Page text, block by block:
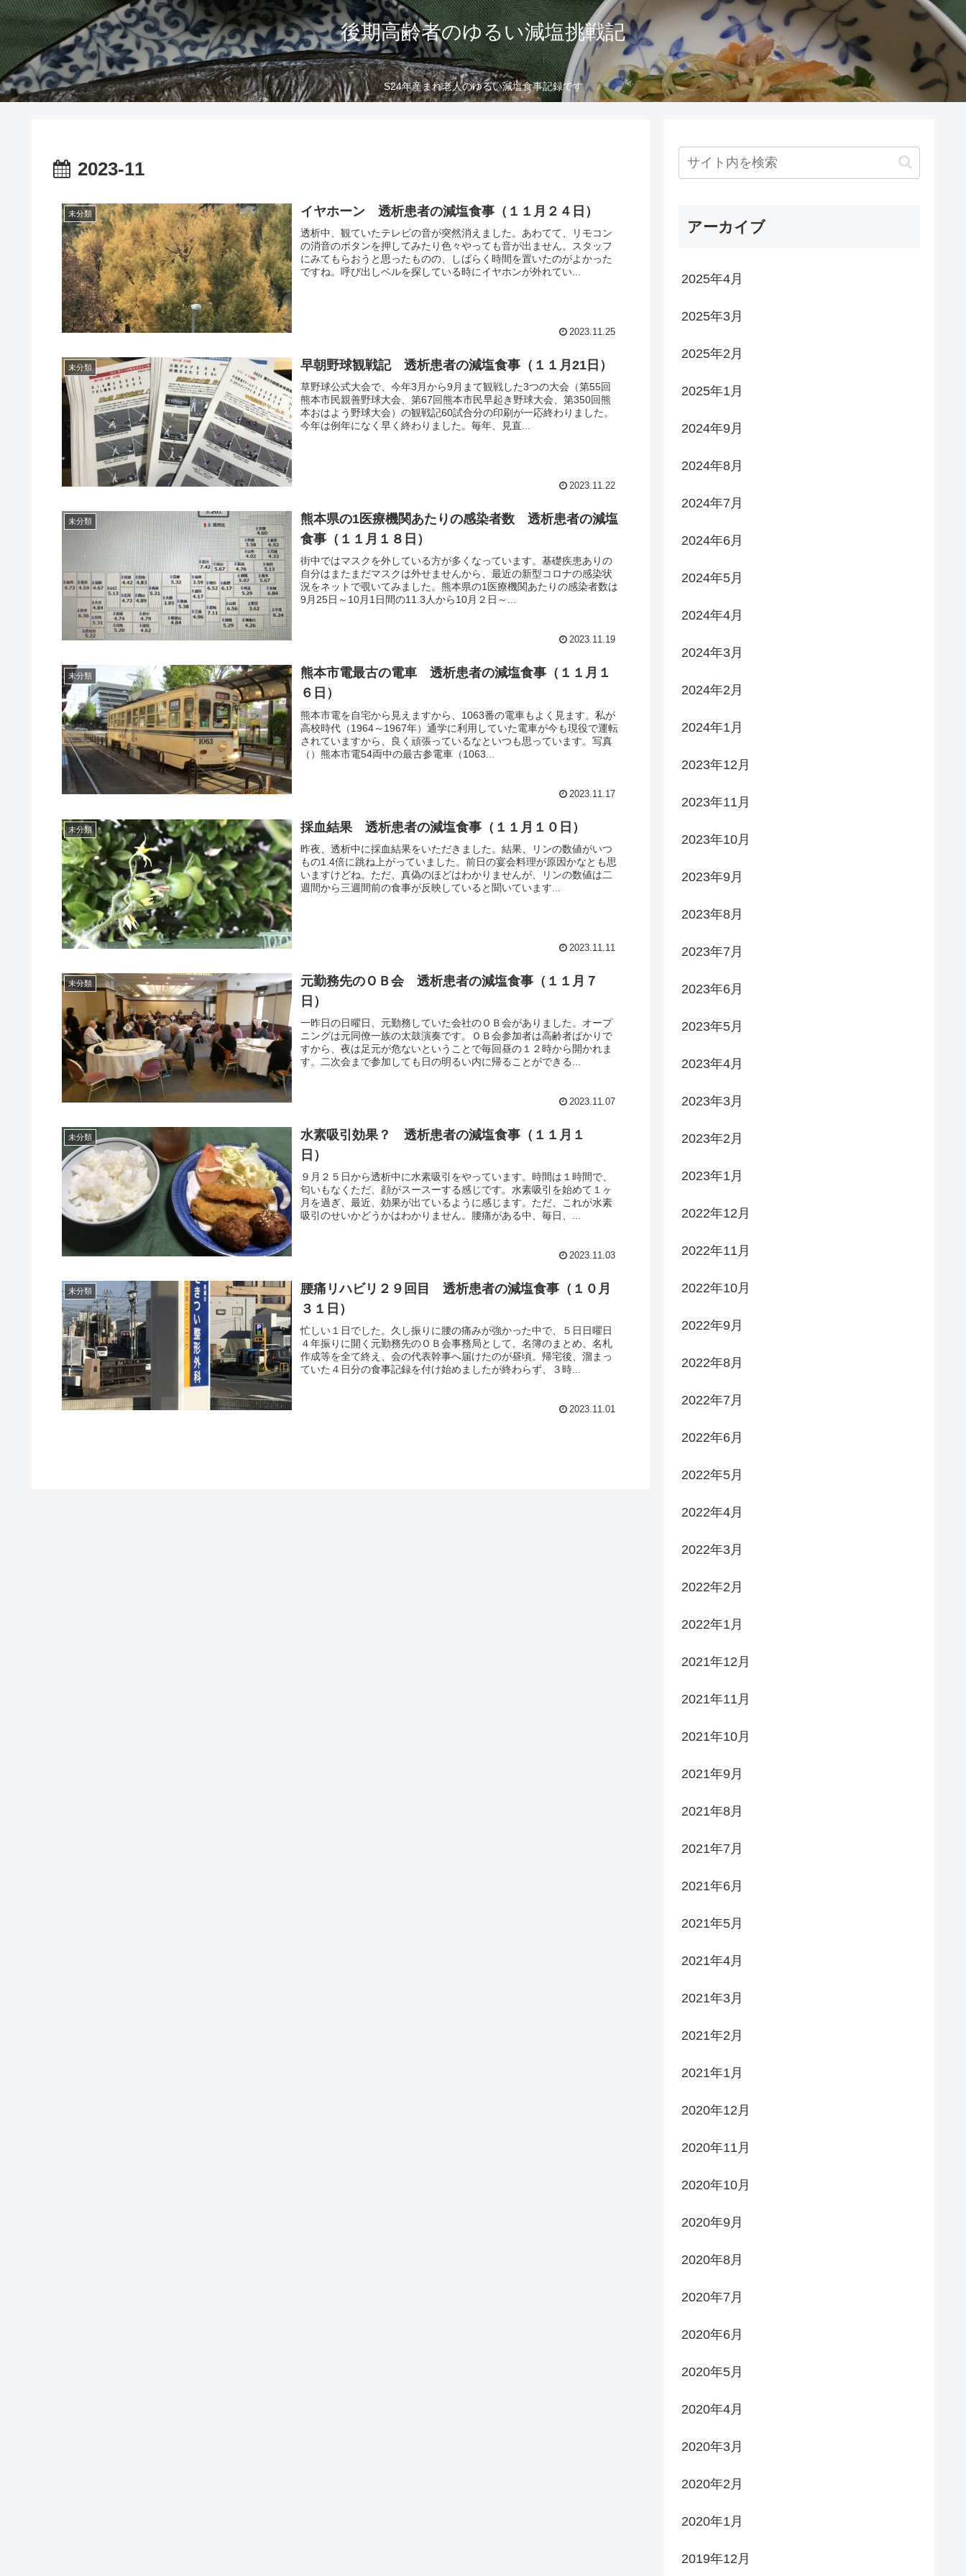
後期高齢者のゆるい減塩挑戦記
S24年産まれ老人のゆるい減塩食事記録です
2023-11
未分類 イヤホーン 透析患者の減塩食事（１１月２４日）
透析中、観ていたテレビの音が突然消えました。あわてて、リモコン
の消音のボタンを押してみたり色々やっても音が出ません。スタッフ
にみてもらおうと思ったものの、しばらく時間を置いたのがよかった
ですね。呼び出しベルを探している時にイヤホンが外れてい...
2023.11.25
未分類 早朝野球観戦記 透析患者の減塩食事（１１月21日）
草野球公式大会で、今年3月から9月まて観戦した3つの大会（第55回
熊本市民親善野球大会、第67回熊本市民早起き野球大会、第350回熊
本おはよう野球大会）の観戦記60試合分の印刷が一応終わりました。
今年は例年になく早く終わりました。毎年、見直...
2023.11.22
未分類
熊本県の1医療機関あたりの感染者数 透析患者の減塩
食事（１１月１８日）
街中ではマスクを外している方が多くなっています。基礎疾患ありの
自分はまたまだマスクは外せませんから、最近の新型コロナの感染状
況をネットで覗いてみました。熊本県の1医療機関あたりの感染者数は
9月25日～10月1日間の11.3人から10月２日～...
2023.11.19
未分類
熊本市電最古の電車 透析患者の減塩食事（１１月１
６日）
熊本市電を自宅から見えますから、1063番の電車もよく見ます。私が
高校時代（1964～1967年）通学に利用していた電車が今も現役で運転
されていますから、良く頑張っているなといつも思っています。写真
（）熊本市電54両中の最古参電車（1063...
2023.11.17
未分類 採血結果 透析患者の減塩食事（１１月１０日）
昨夜、透析中に採血結果をいただきました。結果、リンの数値がいつ
もの1.4倍に跳ね上がっていました。前日の宴会料理が原因かなとも思
いますけどね。ただ、真偽のほどはわかりませんが、リンの数値は二
週間から三週間前の食事が反映していると聞いています...
2023.11.11
未分類
元勤務先のＯＢ会 透析患者の減塩食事（１１月７
日）
一昨日の日曜日、元勤務していた会社のＯＢ会がありました。オープ
ニングは元同僚一族の太鼓演奏です。ＯＢ会参加者は高齢者ばかりで
すから、夜は足元が危ないということで毎回昼の１２時から開かれま
す。二次会まで参加しても日の明るい内に帰ることができる...
2023.11.07
未分類
水素吸引効果？ 透析患者の減塩食事（１１月１
日）
９月２５日から透析中に水素吸引をやっています。時間は１時間で、
匂いもなくただ、顔がスースーする感じです。水素吸引を始めて１ヶ
月を過ぎ、最近、効果が出ているように感じます。ただ、これが水素
吸引のせいかどうかはわかりません。腰痛がある中、毎日、...
2023.11.03
未分類
腰痛リハビリ２９回目 透析患者の減塩食事（１０月
３１日）
忙しい１日でした。久し振りに腰の痛みが強かった中で、５日日曜日
４年振りに開く元勤務先のＯＢ会事務局として、名簿のまとめ、名札
作成等を全て終え、会の代表幹事へ届けたのが昼頃。帰宅後、溜まっ
ていた４日分の食事記録を付け始めましたが終わらず、３時...
2023.11.01
アーカイブ
2025年4月
2025年3月
2025年2月
2025年1月
2024年9月
2024年8月
2024年7月
2024年6月
2024年5月
2024年4月
2024年3月
2024年2月
2024年1月
2023年12月
2023年11月
2023年10月
2023年9月
2023年8月
2023年7月
2023年6月
2023年5月
2023年4月
2023年3月
2023年2月
2023年1月
2022年12月
2022年11月
2022年10月
2022年9月
2022年8月
2022年7月
2022年6月
2022年5月
2022年4月
2022年3月
2022年2月
2022年1月
2021年12月
2021年11月
2021年10月
2021年9月
2021年8月
2021年7月
2021年6月
2021年5月
2021年4月
2021年3月
2021年2月
2021年1月
2020年12月
2020年11月
2020年10月
2020年9月
2020年8月
2020年7月
2020年6月
2020年5月
2020年4月
2020年3月
2020年2月
2020年1月
2019年12月